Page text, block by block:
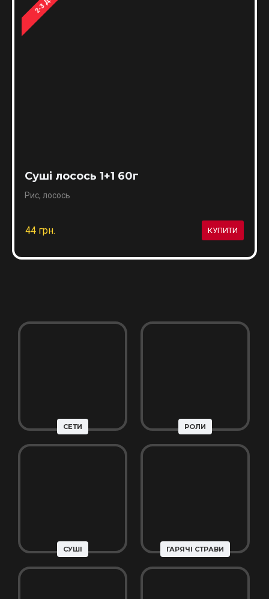
Суші лосось 1+1 60г
Рис, лосось
44 грн. КУПИТИ
СЕТИ РОЛИ
СУШІ ГАРЯЧІ СТРАВИ